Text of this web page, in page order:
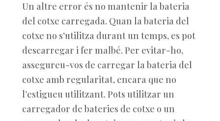
Un altre error és no mantenir la bateria
del cotxe carregada. Quan la bateria del
cotxe no s’utilitza durant un temps, es pot
descarregar i fer malbé. Per evitar-ho,
assegureu-vos de carregar la bateria del
cotxe amb regularitat, encara que no
l’estigueu utilitzant. Pots utilitzar un
carregador de bateries de cotxe o un